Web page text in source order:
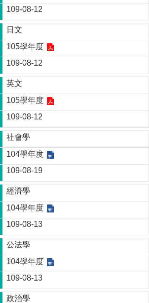
109-08-12
日文
105學年度
109-08-12
英文
105學年度
109-08-12
社會學
104學年度
109-08-19
經濟學
104學年度
109-08-13
公法學
104學年度
109-08-13
政治學